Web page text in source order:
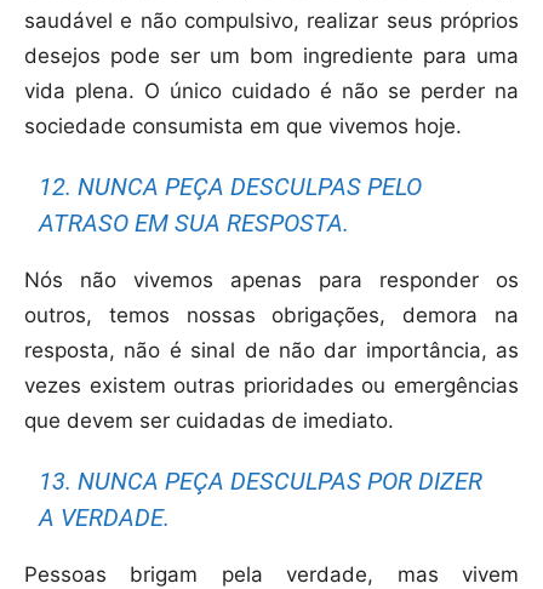
saudável e não compulsivo, realizar seus próprios
desejos pode ser um bom ingrediente para uma
vida plena. O único cuidado é não se perder na
sociedade consumista em que vivemos hoje.
12. NUNCA PEÇA DESCULPAS PELO
ATRASO EM SUA RESPOSTA.
Nós não vivemos apenas para responder os
outros, temos nossas obrigações, demora na
resposta, não é sinal de não dar importância, as
vezes existem outras prioridades ou emergências
que devem ser cuidadas de imediato.
13. NUNCA PEÇA DESCULPAS POR DIZER
A VERDADE.
Pessoas brigam pela verdade, mas vivem